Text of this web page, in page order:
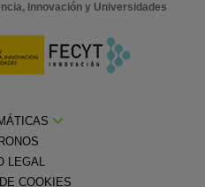
Innovación y Universidades
LEGAL
COOKIES